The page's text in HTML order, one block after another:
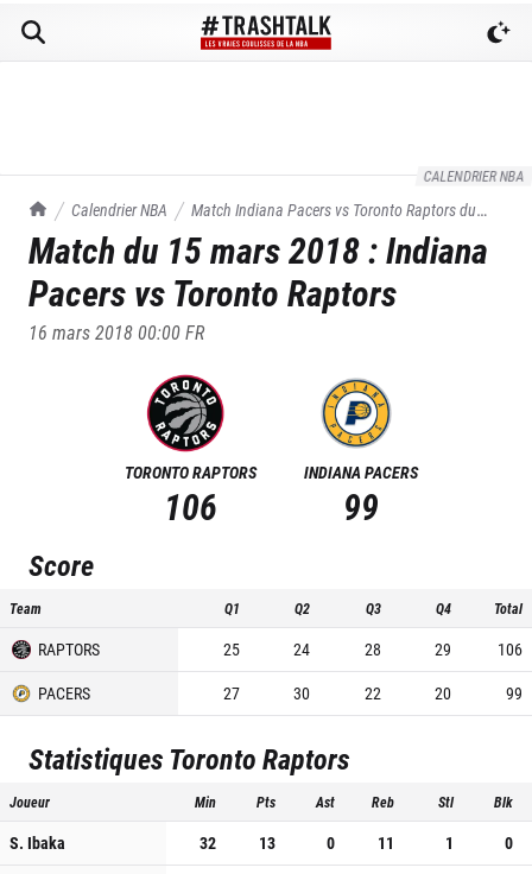
CALENDRIER NBA
TrashTalk Actu NBA
Calendrier NBA Match Indiana Pacers vs Toronto Raptorsdu
15/03/2018
Match du 15 mars 2018:Indiana
Pacers vs Toronto Raptors
16 mars 2018 00:00FR
TORONTO RAPTORS
106
INDIANA PACERS
99
Score
Team Q1 Q2 Q3 Q4 Total
RAPTORS 25 24 28 29
106
PACERS
27 30 22 20 99
Statistiques Toronto Raptors
Joueur Min Pts Ast Reb Stl Blk
S. Ibaka 32 13 0 11 1
0